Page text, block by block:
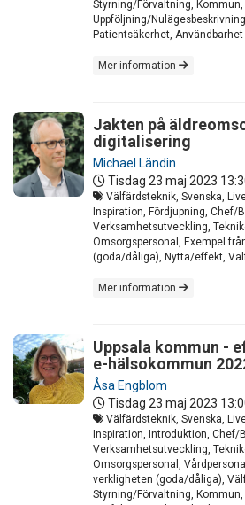
Styrning/Förvaltning,
Uppföljning/
Patientsäkerhet, Användbarhet
Mer information
Jakten på
digitalisering
Michael Ländin
Tisdag 23 maj 2023
Välfärdsteknik, Svenska,
Inspiration, Fördjupning, Chef/
Verksamhetsutveckling,
Omsorgspersonal, Exempel
(goda/dåliga), Nytta/effekt,
Mer information
Uppsala kommun -
e-hälsokommun
Åsa Engblom
Tisdag 23 maj 2023
Välfärdsteknik, Svenska,
Inspiration, Introduktion, Chef/
Verksamhetsutveckling,
Omsorgspersonal,
verkligheten (goda/dåliga),
Styrning/Förvaltning,